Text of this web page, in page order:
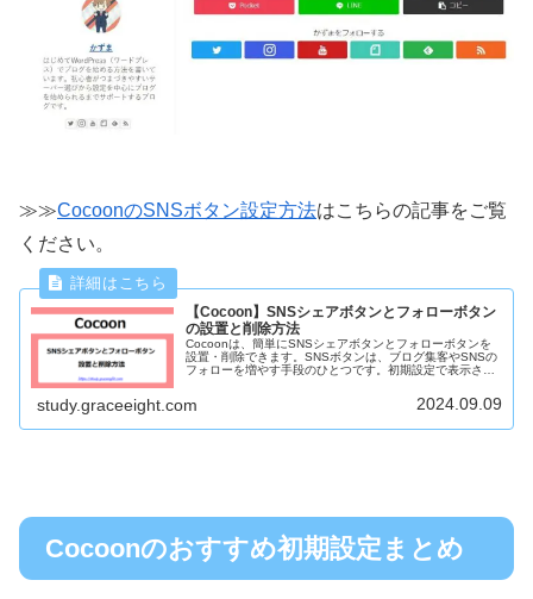
≫≫CocoonのSNSボタン設定方法はこちらの記事をご覧
ください。
【Cocoon】SNSシェアボタンとフォローボタン
の設置と削除方法
Cocoonは、簡単にSNSシェアボタンとフォローボタンを
設置・削除できます。SNSボタンは、ブログ集客やSNSの
フォローを増やす手段のひとつです。初期設定で表示され
study.graceeight.com 2024.09.09
Cocoonのおすすめ初期設定まとめ